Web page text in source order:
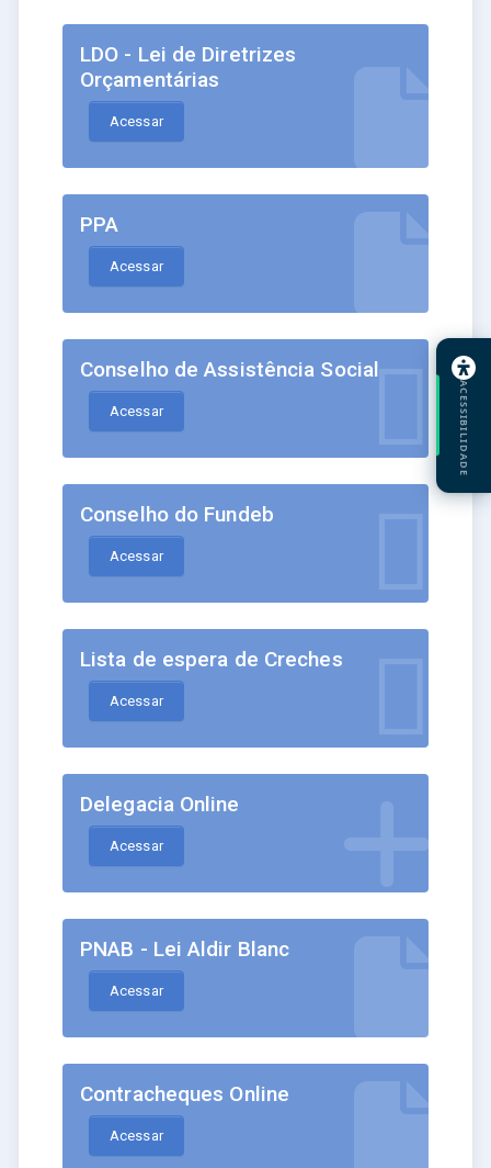
LDO - Lei de Diretrizes
Orçamentárias
Acessar
PPA
Acessar
Conselho de Assistência Social
Acessar
Conselho do Fundeb
Acessar
Lista de espera de Creches
Acessar
Delegacia Online
Acessar
PNAB - Lei Aldir Blanc
Acessar
Contracheques Online
Acessar
ACESSIBILIDADE